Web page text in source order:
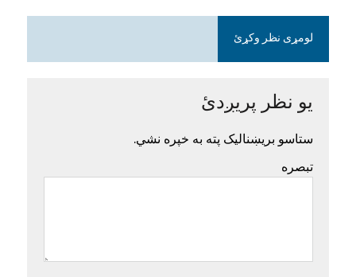
لومړی نظر وکړئ
یو نظر پریږدئ
ستاسو بریښنالیک پته به خپره نشي.
تبصره